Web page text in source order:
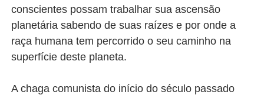
conscientes possam trabalhar sua ascensão
planetária sabendo de suas raízes e por onde a
raça humana tem percorrido o seu caminho na
superfície deste planeta.
A chaga comunista do início do século passado